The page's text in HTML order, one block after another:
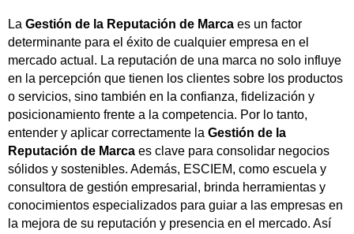
La Gestión de la Reputación de Marca es un factor
determinante para el éxito de cualquier empresa en el
mercado actual. La reputación de una marca no solo influye
en la percepción que tienen los clientes sobre los productos
o servicios, sino también en la confianza, fidelización y
posicionamiento frente a la competencia. Por lo tanto,
entender y aplicar correctamente la Gestión de la
Reputación de Marca es clave para consolidar negocios
sólidos y sostenibles. Además, ESCIEM, como escuela y
consultora de gestión empresarial, brinda herramientas y
conocimientos especializados para guiar a las empresas en
la mejora de su reputación y presencia en el mercado. Así